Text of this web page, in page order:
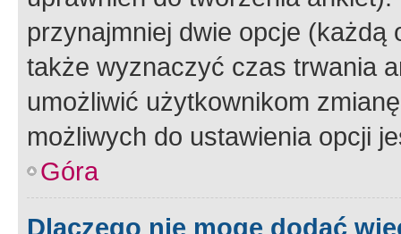
przynajmniej dwie opcje
także wyznaczyć czas trwania
umożliwić użytkownikom
możliwych do ustawienia opcji
Góra
Dlaczego nie mogę dodać